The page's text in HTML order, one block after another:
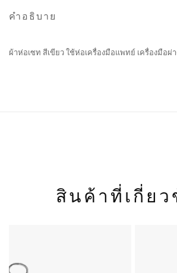
คำอธิบาย
ผ้าห่อเซท สีเขียว ใช้ห่อเครื่องมือแพทย์ เครื่องมือผ่
สินค้าที่เกี่ยว